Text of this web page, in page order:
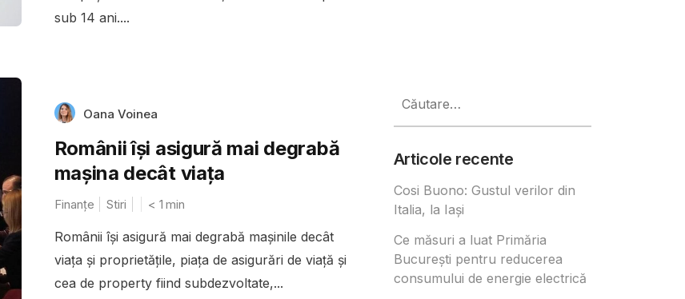
sub 14 ani....
Oana Voinea
Românii își asigură mai degrabă
mașina decât viața
Finanțe Stiri < 1 min
Românii își asigură mai degrabă mașinile decât
viața și proprietățile, piața de asigurări de viață și
cea de property fiind subdezvoltate,...
după:
Articole recente
Cosi Buono: Gustul verilor din
Italia, la Iași
Ce măsuri a luat Primăria
București pentru reducerea
consumului de energie electrică